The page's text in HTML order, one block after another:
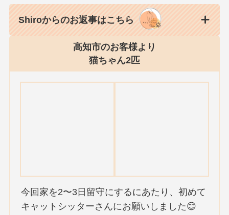
Shiroからのお返事はこちら
高知市のお客様より
猫ちゃん2匹
今回家を2〜3日留守にするにあたり、初めて
キャットシッターさんにお願いしました😊